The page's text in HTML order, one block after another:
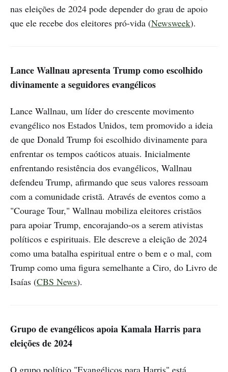
nas eleições de 2024 pode depender do grau de apoio
que ele recebe dos eleitores pró-vida (Newsweek).
Lance Wallnau apresenta Trump como escolhido
divinamente a seguidores evangélicos
Lance Wallnau, um líder do crescente movimento
evangélico nos Estados Unidos, tem promovido a ideia
de que Donald Trump foi escolhido divinamente para
enfrentar os tempos caóticos atuais. Inicialmente
enfrentando resistência dos evangélicos, Wallnau
defendeu Trump, afirmando que seus valores ressoam
com a comunidade cristã. Através de eventos como a
"Courage Tour," Wallnau mobiliza eleitores cristãos
para apoiar Trump, encorajando-os a serem ativistas
políticos e espirituais. Ele descreve a eleição de 2024
como uma batalha espiritual entre o bem e o mal, com
Trump como uma figura semelhante a Ciro, do Livro de
Isaías (CBS News).
Grupo de evangélicos apoia Kamala Harris para
eleições de 2024
O grupo político "Evangélicos para Harris" está